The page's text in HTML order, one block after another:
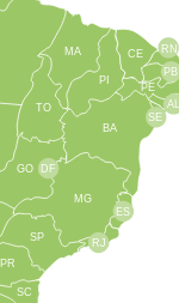
TO
BA
SE
PE
AL
RN
CE
PI
MA
GO
PR
SC
SP
MG
RJ
ES
DF
PB